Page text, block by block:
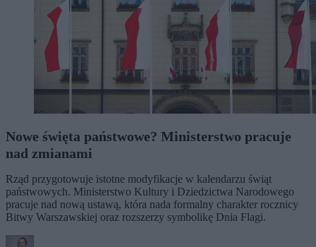
Nowe święta państwowe? Ministerstwo pracuje
nad zmianami
Rząd przygotowuje istotne modyfikacje w kalendarzu świąt
państwowych. Ministerstwo Kultury i Dziedzictwa Narodowego
pracuje nad nową ustawą, która nada formalny charakter rocznicy
Bitwy Warszawskiej oraz rozszerzy symbolikę Dnia Flagi.